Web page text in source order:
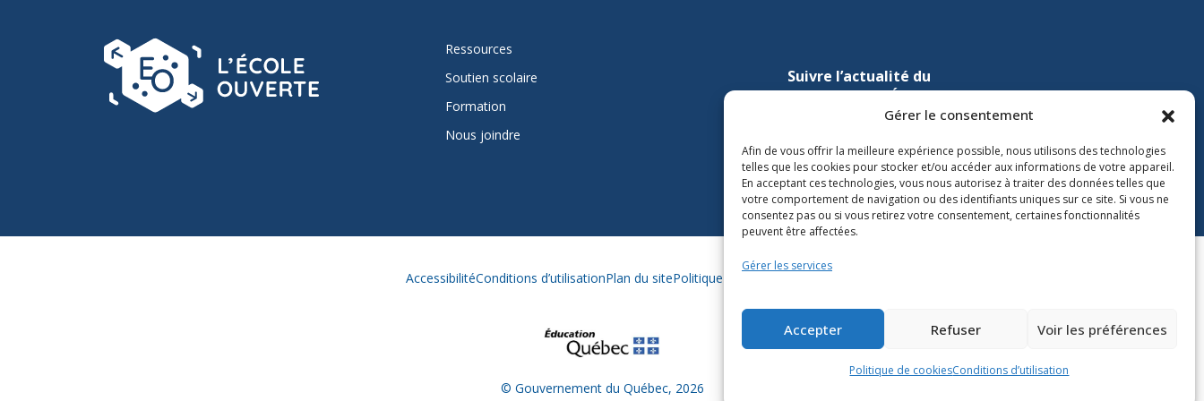
Gérer le consentement
Afin de vous offrir la meilleure expérience possible, nous utilisons des technologies
telles que les cookies pour stocker et/ou accéder aux informations de votre appareil.
En acceptant ces technologies, vous nous autorisez à traiter des données telles que
votre comportement de navigation ou des identifiants uniques sur ce site. Si vous ne
consentez pas ou si vous retirez votre consentement, certaines fonctionnalités
peuvent être affectées.
Gérer les services
Accepter Refuser Voir les préférences
Politique de cookiesConditions d’utilisation
Ressources
Soutien scolaire
Formation
Nous joindre
Suivre l’actualité du
ministère de l’Éducation sur
Lien vers Youtube
AccessibilitéConditions d’utilisationPlan du sitePolitique des témoins
© Gouvernement du Québec, 2026